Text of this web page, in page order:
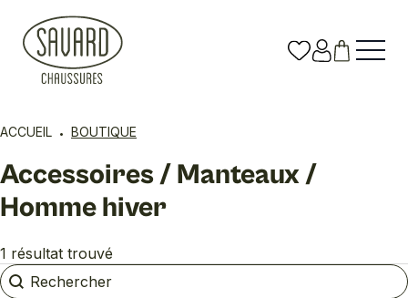
ACCUEIL BOUTIQUE
Accessoires / Manteaux /
Homme hiver
1 résultat trouvé
Rechercher
Rechercher